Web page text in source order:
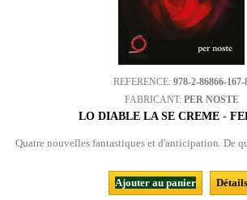
REFERENCE: 978-2-86866-167-
FABRICANT: PER NOSTE
LO DIABLE LA SE CREME -
Quatre nouvelles fantastiques et d'anticipation. De
Ajouter au panier
Détails